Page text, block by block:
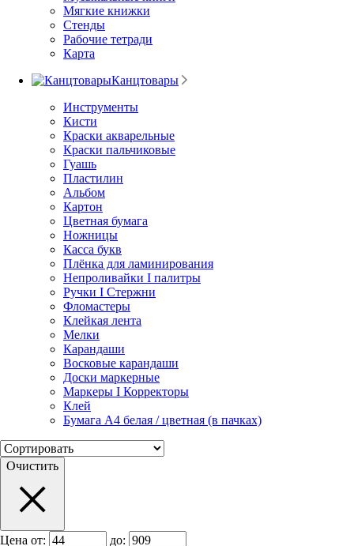
Мягкие книжки
Стенды
Рабочие тетради
Карта
Канцтовары
Инструменты
Кисти
Краски акварельные
Краски пальчиковые
Гуашь
Пластилин
Альбом
Картон
Цветная бумага
Ножницы
Касса букв
Плёнка для ламинирования
Непроливайки I палитры
Ручки I Стержни
Фломастеры
Клейкая лента
Мелки
Карандаши
Восковые карандаши
Доски маркерные
Маркеры I Корректоры
Клей
Бумага А4 белая / цветная (в пачках)
Очистить
Цена от:
до: